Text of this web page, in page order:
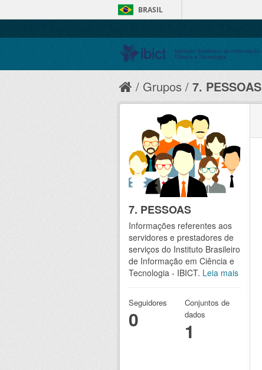
BRASIL
Grupos 7. PESSOAS
7. PESSOAS
Informações referentes aos
servidores e prestadores de
serviços do Instituto Brasileiro
de Informação em Ciência e
Tecnologia - IBICT. Leia mais
Seguidores
0
Conjuntos de
dados
1